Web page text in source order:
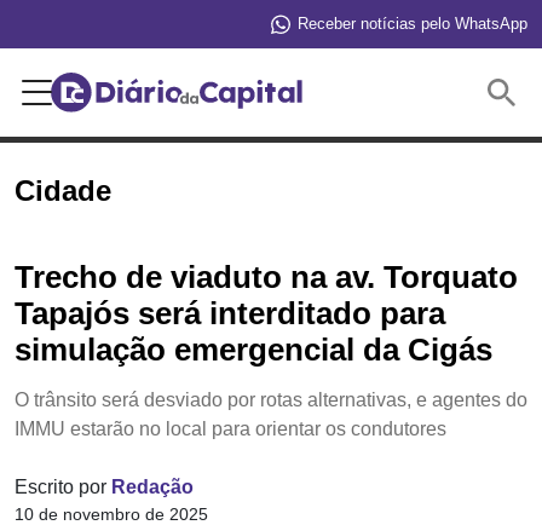
Receber notícias pelo WhatsApp
Cidade
Trecho de viaduto na av. Torquato
Tapajós será interditado para
simulação emergencial da Cigás
O trânsito será desviado por rotas alternativas, e agentes do
IMMU estarão no local para orientar os condutores
Escrito por Redação
10 de novembro de 2025